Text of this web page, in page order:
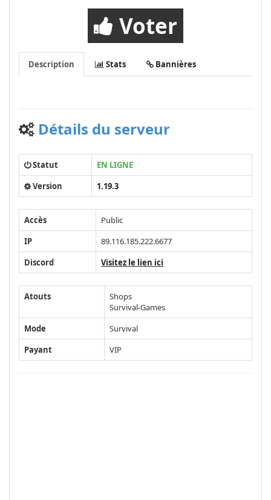
Voter
Description Stats Bannières
Détails du serveur
Statut
EN LIGNE
Version
1.19.3
Accès
Public
IP
89.116.185.222.6677
Discord
Visitez le lien ici
Atouts
Shops
Survival-Games
Mode
Survival
Payant
VIP